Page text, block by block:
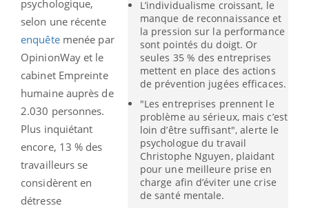
L’individualisme croissant, le
manque de reconnaissance et
la pression sur la performance
sont pointés du doigt. Or
seules 35 % des entreprises
mettent en place des actions
de prévention jugées efficaces.
"Les entreprises prennent le
problème au sérieux, mais c’est
loin d’être suffisant", alerte le
psychologue du travail
Christophe Nguyen, plaidant
pour une meilleure prise en
charge afin d’éviter une crise
de santé mentale.
psychologique,
selon une récente
enquêtemenée par
OpinionWay et le
cabinet Empreinte
humaine auprès de
2.030 personnes.
Plus inquiétant
encore, 13 % des
travailleurs se
considèrent en
détresse